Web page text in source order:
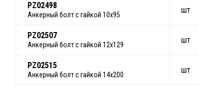
PZ02498
Анкерный болт с гайкой 10х95
шт
PZ02507
Анкерный болт с гайкой 12х129
шт
PZ02515
Анкерный болт с гайкой 14х200
шт